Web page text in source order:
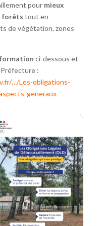
pour mieux
forêts tout en
de végétation, zones
ci-dessous et
:
…/Les-obligations-
generaux